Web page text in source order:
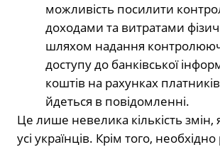
можливість посилити
доходами та витратами
шляхом надання
доступу до банківської
коштів на рахунках платників
йдеться в повідомленні.
Це лише невелика кількість змін,
усі українців. Крім того,